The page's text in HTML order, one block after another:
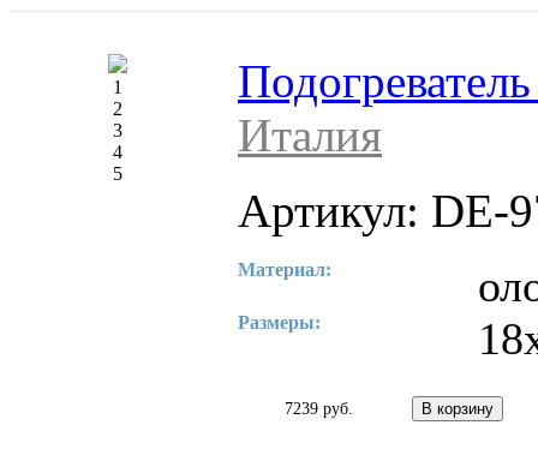
1
2
3
4
5
Италия
Артикул: DE-
Материал:
Размеры:
7239 руб.